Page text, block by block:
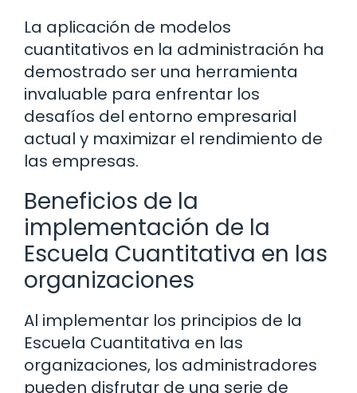
La aplicación de modelos
cuantitativos en la administración ha
demostrado ser una herramienta
invaluable para enfrentar los
desafíos del entorno empresarial
actual y maximizar el rendimiento de
las empresas.
Beneficios de la
implementación de la
Escuela Cuantitativa en las
organizaciones
Al implementar los principios de la
Escuela Cuantitativa en las
organizaciones, los administradores
pueden disfrutar de una serie de